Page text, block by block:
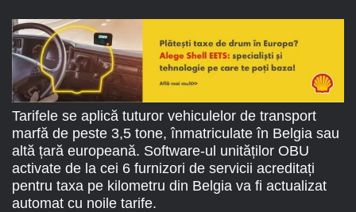
Tarifele se aplică tuturor vehiculelor de transport
marfă de peste 3,5 tone, înmatriculate în Belgia sau
altă țară europeană. Software-ul unităților OBU
activate de la cei 6 furnizori de servicii acreditați
pentru taxa pe kilometru din Belgia va fi actualizat
automat cu noile tarife.